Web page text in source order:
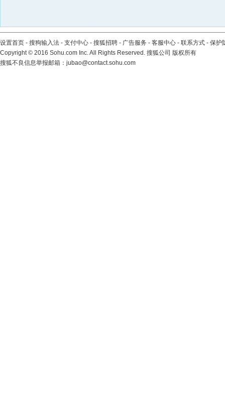
设置首页 - 搜狗输入法 - 支付中心 - 搜狐招聘 - 广告服务 - 客服中心 - 联系方式 - 保护
Copyright© 2016 Sohu.com Inc. All Rights Reserved. 搜狐公司 版权所有
搜狐不良信息举报邮箱： jubao@contact.sohu.com